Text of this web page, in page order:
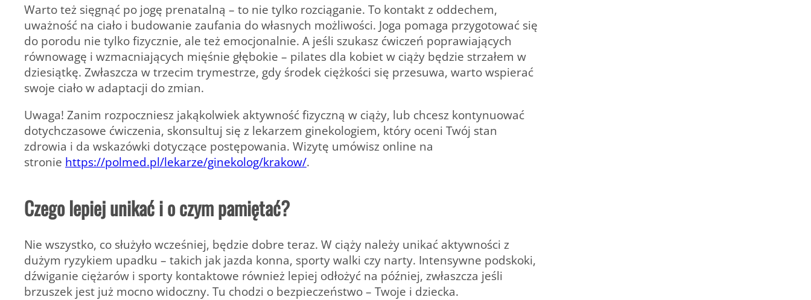
Warto też sięgnąć po jogę prenatalną – to nie tylko rozciąganie. To kontakt z oddechem,
uważność na ciało i budowanie zaufania do własnych możliwości. Joga pomaga przygotować się
do porodu nie tylko fizycznie, ale też emocjonalnie. A jeśli szukasz ćwiczeń poprawiających
równowagę i wzmacniających mięśnie głębokie – pilates dla kobiet w ciąży będzie strzałem w
dziesiątkę. Zwłaszcza w trzecim trymestrze, gdy środek ciężkości się przesuwa, warto wspierać
swoje ciało w adaptacji do zmian.
Uwaga! Zanim rozpoczniesz jakąkolwiek aktywność fizyczną w ciąży, lub chcesz kontynuować
dotychczasowe ćwiczenia, skonsultuj się z lekarzem ginekologiem, który oceni Twój stan
zdrowia i da wskazówki dotyczące postępowania. Wizytę umówisz online na
stronie https://polmed.pl/lekarze/ginekolog/krakow/.
Czego lepiej unikać i o czym pamiętać?
Nie wszystko, co służyło wcześniej, będzie dobre teraz. W ciąży należy unikać aktywności z
dużym ryzykiem upadku – takich jak jazda konna, sporty walki czy narty. Intensywne podskoki,
dźwiganie ciężarów i sporty kontaktowe również lepiej odłożyć na później, zwłaszcza jeśli
brzuszek jest już mocno widoczny. Tu chodzi o bezpieczeństwo – Twoje i dziecka.